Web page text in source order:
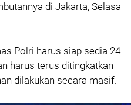
di Jakarta, Selasa
Polri harus siap sedia 24
harus terus ditingkatkan
dilakukan secara masif.